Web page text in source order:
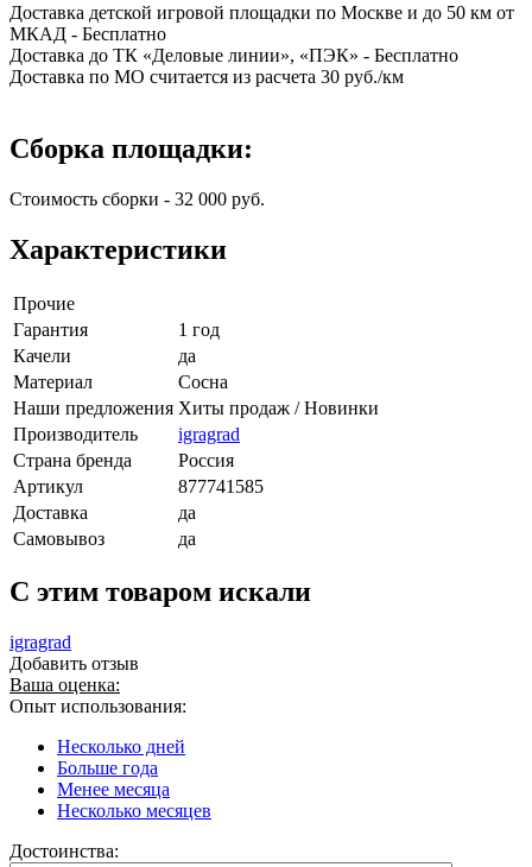
Доставка детской игровой площадки по Москве и до 50 км от
МКАД - Бесплатно
Доставка до ТК «Деловые линии», «ПЭК» - Бесплатно
Доставка по МО считается из расчета 30 руб./км
Сборка площадки:
Стоимость сборки - 32 000 руб.
Характеристики
Прочие
Гарантия
1 год
Качели
да
Материал
Сосна
Наши предложения Хиты продаж / Новинки
Производитель
igragrad
Страна бренда
Россия
Артикул
877741585
Доставка
да
Самовывоз
да
C этим товаром искали
igragrad
Добавить отзыв
Ваша оценка:
Опыт использования:
Несколько дней
Больше года
Менее месяца
Несколько месяцев
Достоинства: